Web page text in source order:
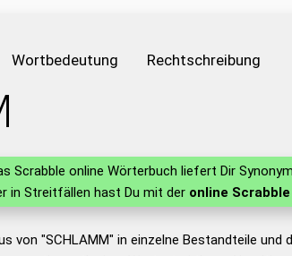
Wortbedeutung Rechtschreibung
Scrabble online Wörterbuch liefert Dir
in Streitfällen hast Du mit der online
von "SCHLAMM" in einzelne Bestandteile